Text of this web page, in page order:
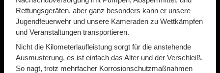
Rettungsgeräten, aber ganz besonders kann er unsere
Jugendfeuerwehr und unsere Kameraden zu Wettkämpfen
und Veranstaltungen transportieren.
Nicht die Kilometerlaufleistung sorgt für die anstehende
Ausmusterung, es ist einfach das Alter und der Verschleiß.
So nagt, trotz mehrfacher Korrosionschutzmaßnahmen